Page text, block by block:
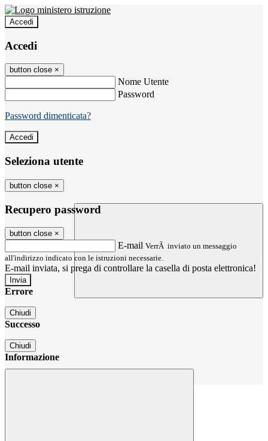
Accedi
Accedi
button close ×
Nome Utente
Password
Password dimenticata?
Seleziona utente
button close ×
Recupero password
button close ×
E-mail VerrÃ inviato un messaggio
all'indirizzo indicato con le istruzioni necessarie.
E-mail inviata, si prega di controllare la casella di posta elettronica!
Errore
Chiudi
Successo
Chiudi
Informazione